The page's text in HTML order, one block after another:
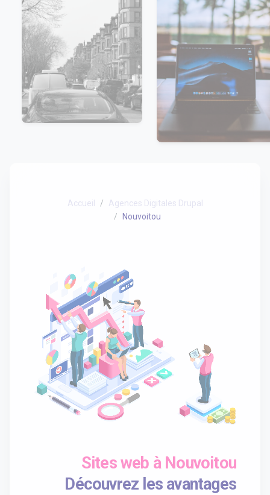
Accueil
Agences Digitales Drupal
Nouvoitou
Sites web à Nouvoitou
Découvrez les avantages